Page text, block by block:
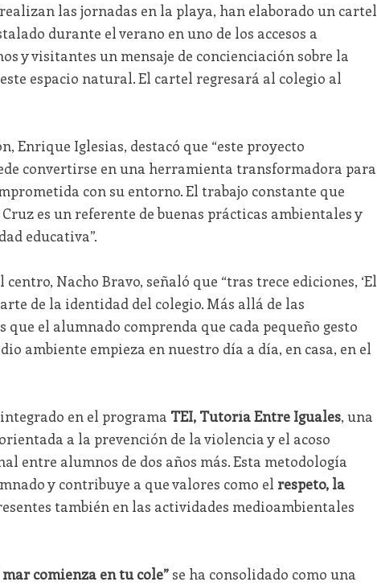
las jornadas en la playa, han elaborado un cartel
durante el verano en uno de los accesos a
y visitantes un mensaje de concienciación sobre la
espacio natural. El cartel regresará al colegio al
Enrique Iglesias, destacó que “este proyecto
convertirse en una herramienta transformadora para
con su entorno. El trabajo constante que
es un referente de buenas prácticas ambientales y
educativa”.
Nacho Bravo, señaló que “tras trece ediciones, ‘El
de la identidad del colegio. Más allá de las
que el alumnado comprenda que cada pequeño gesto
ambiente empieza en nuestro día a día, en casa, en el
en el programa TEI, Tutoría Entre Iguales, una
a la prevención de la violencia y el acoso
entre alumnos de dos años más. Esta metodología
y contribuye a que valores como el respeto, la
también en las actividades medioambientales
mar comienza en tu cole”se ha consolidado como una